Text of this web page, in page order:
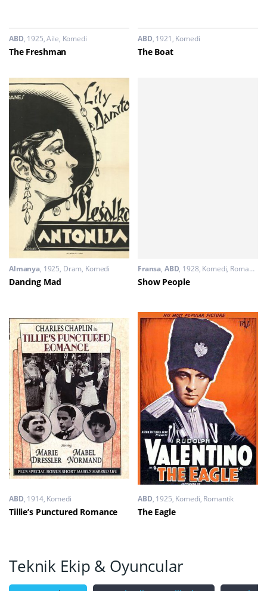
ABD 1925 Aile, Komedi
The Freshman
ABD 1921 Komedi
The Boat
Almanya 1925 Dram, Komedi
Dancing Mad
Fransa, ABD 1928 Komedi, Romantik
Show People
ABD 1914 Komedi
Tillie’s Punctured Romance
ABD 1925 Komedi, Romantik
The Eagle
Teknik Ekip & Oyuncular